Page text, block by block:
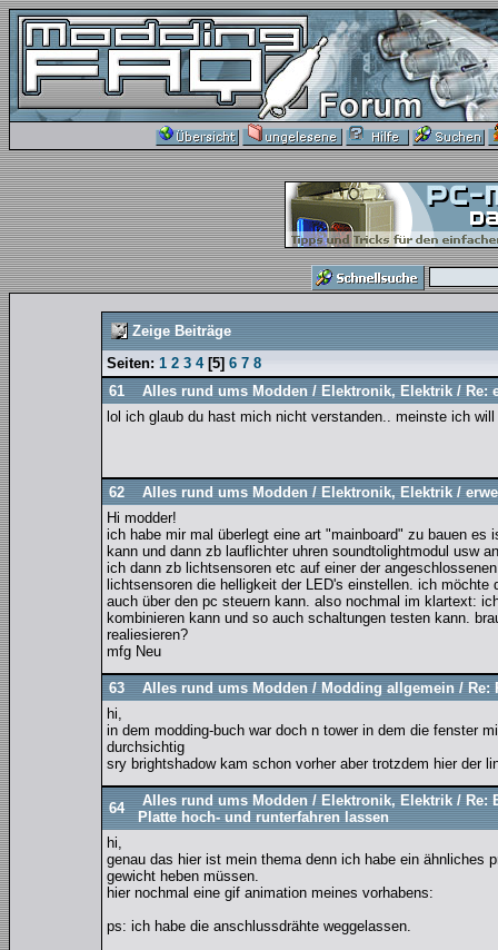
Zeige Beiträge
Seiten: 1 2 3 4[5] 6 7 8
61
Alles rund ums Modden/ Elektronik, Elektrik/ Re:
lol ich glaub du hast mich nicht verstanden.. meinste ich
62 Alles rund ums Modden/ Elektronik, Elektrik/
Hi modder!
ich habe mir mal überlegt eine art "mainboard" zu bauen
kann und dann zb lauflichter uhren soundtolightmodul usw
ich dann zb lichtsensoren etc auf einer der
lichtsensoren die helligkeit der LED's einstellen. ich
auch über den pc steuern kann. also nochmal im klartext:
kombinieren kann und so auch schaltungen testen kann.
realiesieren?
mfg Neu
63 Alles rund ums Modden/ Modding allgemein/ Re:
hi,
in dem modding-buch war doch n tower in dem die fenster
durchsichtig
sry brightshadow kam schon vorher aber trotzdem hier der
64 Alles rund ums Modden/ Elektronik, Elektrik/ Re:
Platte hoch- und runterfahren lassen
hi,
genau das hier ist mein thema denn ich habe ein ähnliches
gewicht heben müssen.
hier nochmal eine gif animation meines vorhabens:
ps: ich habe die anschlussdrähte weggelassen.